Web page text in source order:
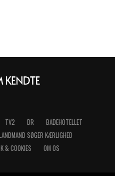
TV2 DR
BADEHOTELLET
SØGER KÆRLIGHED
& COOKIES
OM OS